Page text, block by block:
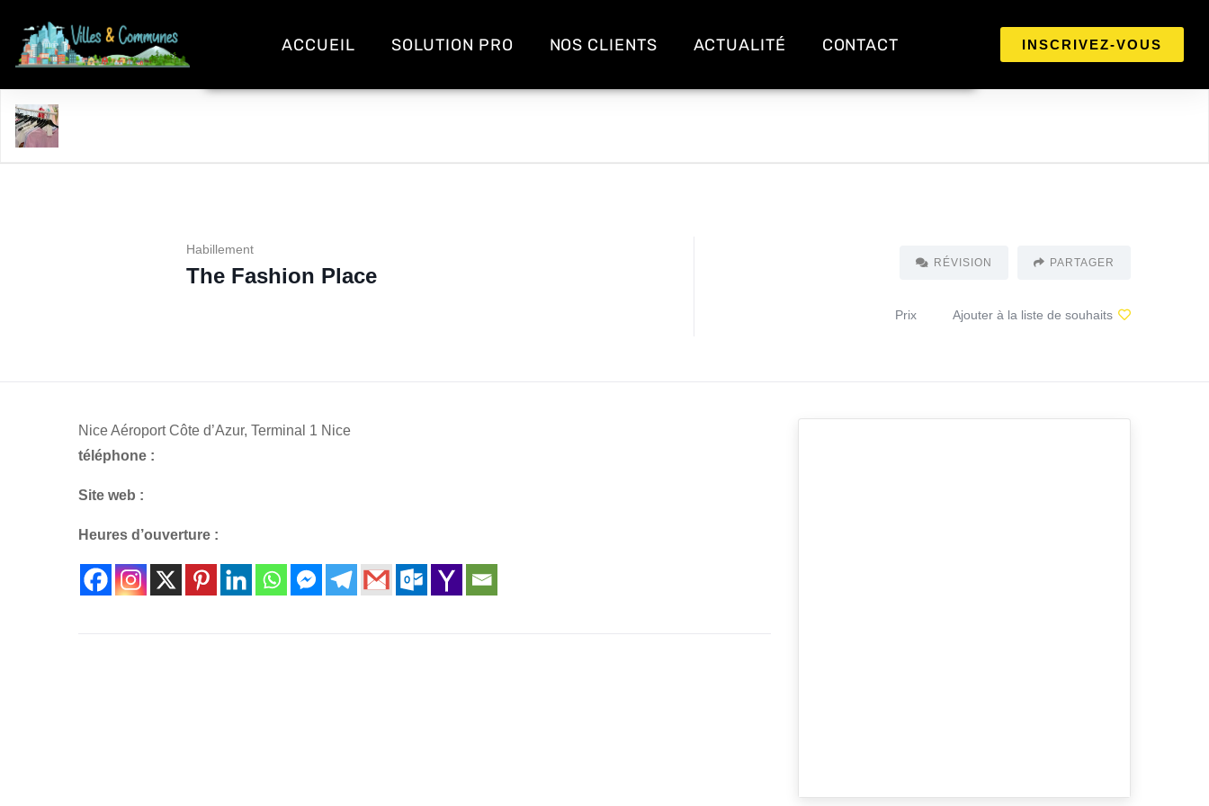
ACCUEIL SOLUTION PRO NOS CLIENTS ACTUALITÉ CONTACT INSCRIVEZ-VOUS
Habillement
The Fashion Place
RÉVISION PARTAGER
Prix Ajouter à la liste de souhaits
Nice Aéroport Côte d’Azur, Terminal 1 Nice
téléphone :
Site web :
Heures d’ouverture :